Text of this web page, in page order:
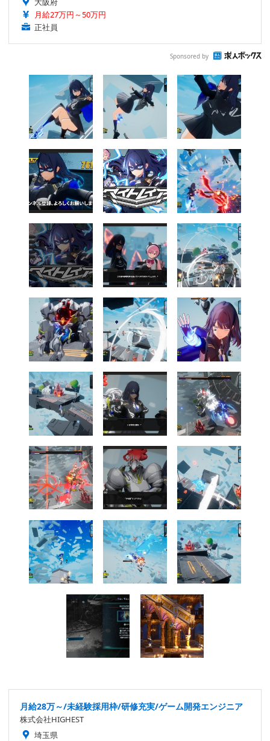
月給27万円～50万円
正社員
Sponsored by
月給28万～/未経験採用枠/研修充実/ゲーム開発エンジニア
株式会社HIGHEST
埼玉県